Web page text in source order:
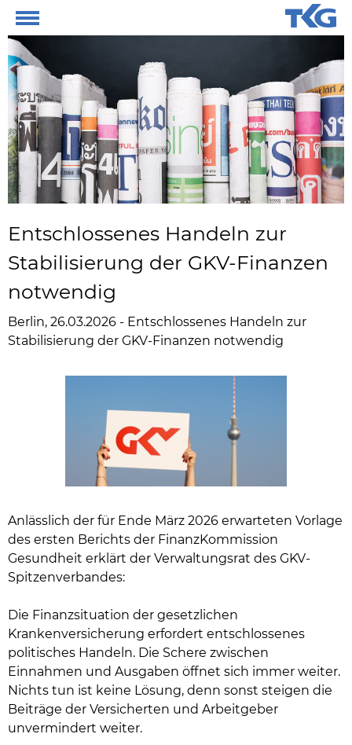
Entschlossenes Handeln zur
Stabilisierung der GKV-Finanzen
notwendig
Berlin, 26.03.2026 - Entschlossenes Handeln zur
Stabilisierung der GKV-Finanzen notwendig
Anlässlich der für Ende März 2026 erwarteten Vorlage
des ersten Berichts der FinanzKommission
Gesundheit erklärt der Verwaltungsrat des GKV-
Spitzenverbandes:
Die Finanzsituation der gesetzlichen
Krankenversicherung erfordert entschlossenes
politisches Handeln. Die Schere zwischen
Einnahmen und Ausgaben öffnet sich immer weiter.
Nichts tun ist keine Lösung, denn sonst steigen die
Beiträge der Versicherten und Arbeitgeber
unvermindert weiter.